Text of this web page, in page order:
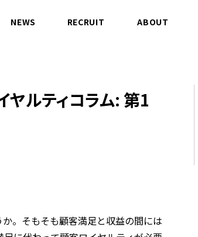
NEWS RECRUIT ABOUT
ルティコラム: 第1
。そもそも顧客満足と収益の間には